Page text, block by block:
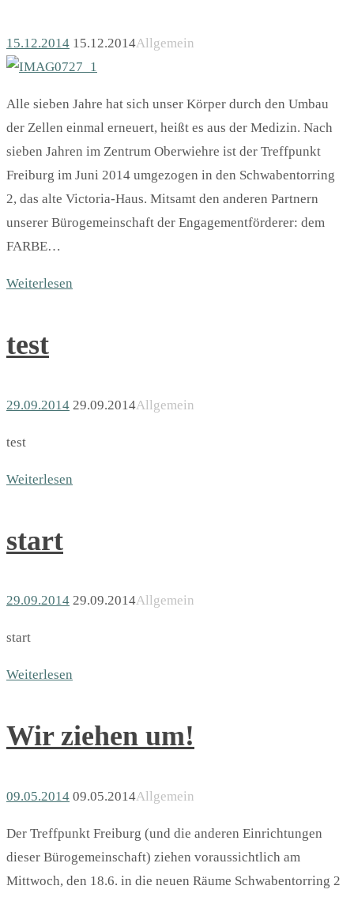
15.12.2014 15.12.2014Allgemein
Alle sieben Jahre hat sich unser Körper durch den Umbau
der Zellen einmal erneuert, heißt es aus der Medizin. Nach
sieben Jahren im Zentrum Oberwiehre ist der Treffpunkt
Freiburg im Juni 2014 umgezogen in den Schwabentorring
2, das alte Victoria-Haus. Mitsamt den anderen Partnern
unserer Bürogemeinschaft der Engagementförderer: dem
FARBE…
Weiterlesen
test
29.09.2014 29.09.2014Allgemein
test
Weiterlesen
start
29.09.2014 29.09.2014Allgemein
start
Weiterlesen
Wir ziehen um!
09.05.2014 09.05.2014Allgemein
Der Treffpunkt Freiburg (und die anderen Einrichtungen
dieser Bürogemeinschaft) ziehen voraussichtlich am
Mittwoch, den 18.6. in die neuen Räume Schwabentorring 2